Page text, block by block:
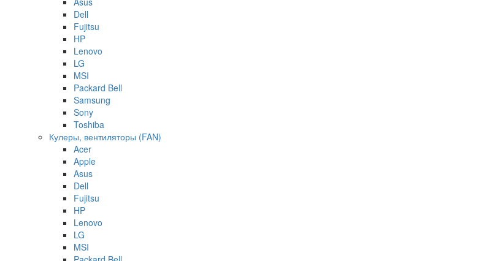
Dell
Fujitsu
HP
Lenovo
LG
MSI
Packard Bell
Samsung
Sony
Toshiba
Кулеры, вентиляторы (FAN)
Acer
Apple
Asus
Dell
Fujitsu
HP
Lenovo
LG
MSI